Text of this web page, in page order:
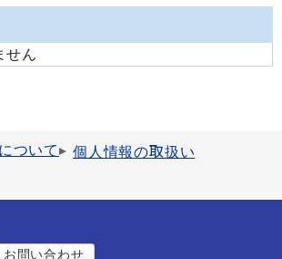
せん
ついて
個人情報の取扱い
お問い合わせ